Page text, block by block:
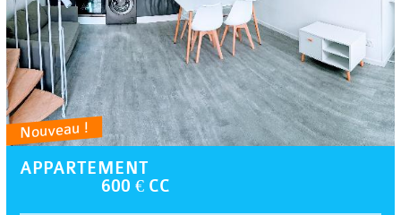
Nouveau !
APPARTEMENT
600 € CC